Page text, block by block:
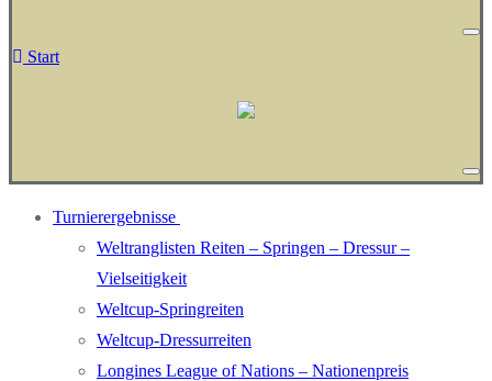
Start
Turnierergebnisse
Weltranglisten Reiten – Springen – Dressur –
Vielseitigkeit
Weltcup-Springreiten
Weltcup-Dressurreiten
Longines League of Nations – Nationenpreis